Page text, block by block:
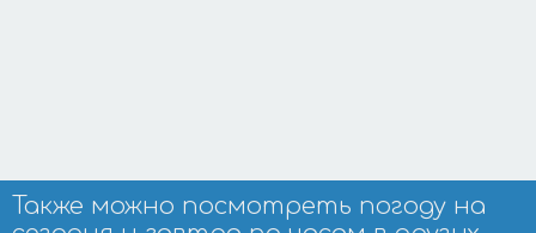
Также можно посмотреть погоду на